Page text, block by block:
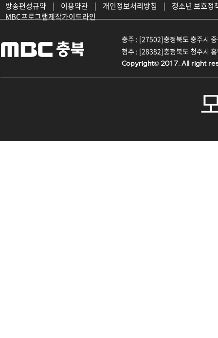
방송편성규약 | 이용약관 | 개인정보처리방침 |
청소년 보호정
MBC프로그램제작가이드라인
충주 : [27502]충청북도 충주시
청주 : [28382]충청북도 청주시
Copyright© 2017. All right